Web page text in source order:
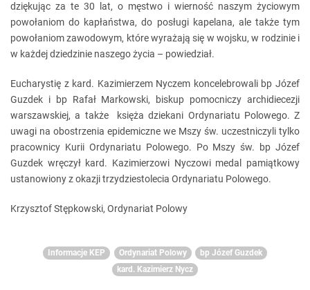
dziękując za te 30 lat, o męstwo i wierność naszym życiowym
powołaniom do kapłaństwa, do posługi kapelana, ale także tym
powołaniom zawodowym, które wyrażają się w wojsku, w rodzinie i
w każdej dziedzinie naszego życia – powiedział.
Eucharystię z kard. Kazimierzem Nyczem koncelebrowali bp Józef
Guzdek i bp Rafał Markowski, biskup pomocniczy archidiecezji
warszawskiej, a także księża dziekani Ordynariatu Polowego. Z
uwagi na obostrzenia epidemiczne we Mszy św. uczestniczyli tylko
pracownicy Kurii Ordynariatu Polowego. Po Mszy św. bp Józef
Guzdek wręczył kard. Kazimierzowi Nyczowi medal pamiątkowy
ustanowiony z okazji trzydziestolecia Ordynariatu Polowego.
Krzysztof Stępkowski, Ordynariat Polowy
Informacje KEP Ordynariat Polowy
bp Józef Guzdek
kard. Kazimierz Nycz